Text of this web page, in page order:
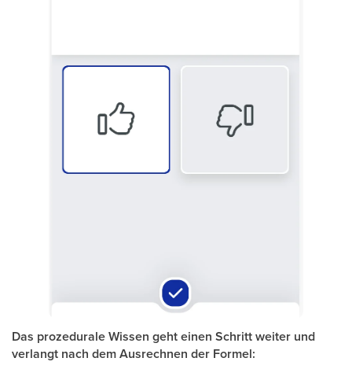
Das prozedurale Wissen geht einen Schritt weiter und
verlangt nach dem Ausrechnen der Formel: